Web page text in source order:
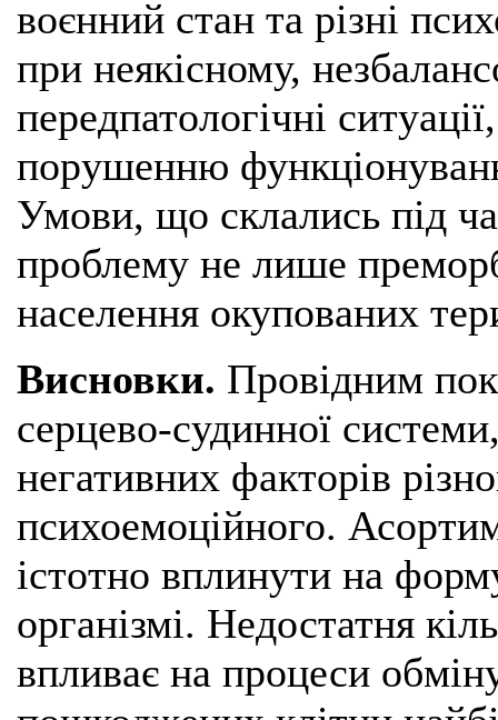
воєнний стан та різні
при неякісному,
передпатологічні
порушенню
Умови, що склались під
проблему не лише
населення окупованих
Висновки. Провідним
серцево-судинної
негативних факторів
психоемоційного.
істотно вплинути на
організмі. Недостатня
впливає на процеси